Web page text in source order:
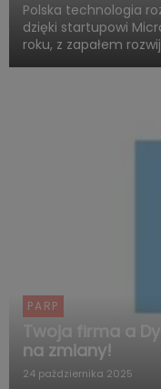
Polska technologia
dzięki startupowi
roku, z zapałem
PARP
Twoja firma a
na zmiany!
24 października 2025